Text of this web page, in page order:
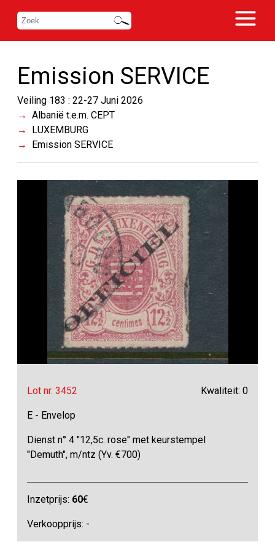
Emission SERVICE
Veiling 183 : 22-27 Juni 2026
Albanië t.e.m. CEPT
LUXEMBURG
Emission SERVICE
Lot nr. 3452 Kwaliteit: 0
E - Envelop
Dienst n° 4 "12,5c. rose" met keurstempel
"Demuth", m/ntz (Yv. €700)
Inzetprijs: 60€
Verkoopprijs: -